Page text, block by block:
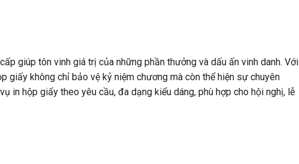
giúp tôn vinh giá trị của những phần thưởng và dấu ấn vinh danh. Với
giấy không chỉ bảo vệ kỷ niệm chương mà còn thể hiện sự chuyên
in hộp giấy theo yêu cầu, đa dạng kiểu dáng, phù hợp cho hội nghị, lễ